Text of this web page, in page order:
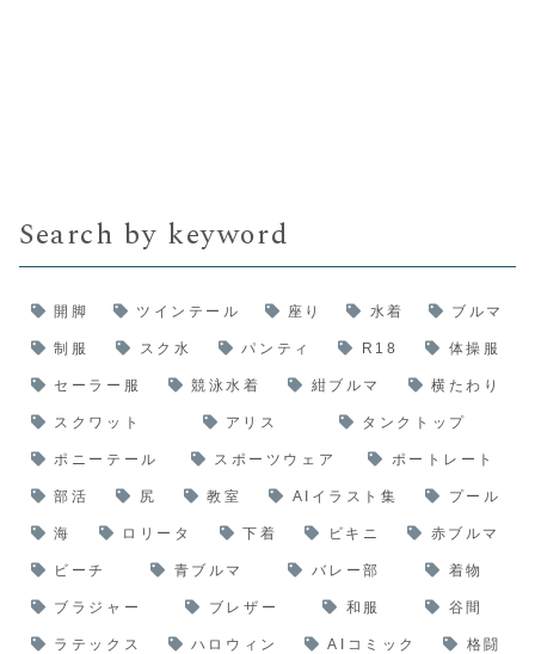
Search by keyword
開脚 ツインテール 座り 水着 ブルマ
制服 スク水 パンティ R18 体操服
セーラー服 競泳水着 紺ブルマ 横たわり
スクワット アリス タンクトップ
ポニーテール スポーツウェア ポートレート
部活 尻 教室 AIイラスト集 プール
海 ロリータ 下着 ビキニ 赤ブルマ
ビーチ 青ブルマ バレー部 着物
ブラジャー ブレザー 和服 谷間
ラテックス ハロウィン AIコミック 格闘